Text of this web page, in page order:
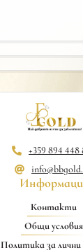
+359 894 448
Контакти
Общи условия
Политика за лични